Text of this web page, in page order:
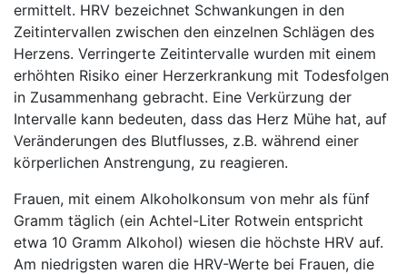
ermittelt. HRV bezeichnet Schwankungen in den
Zeitintervallen zwischen den einzelnen Schlägen des
Herzens. Verringerte Zeitintervalle wurden mit einem
erhöhten Risiko einer Herzerkrankung mit Todesfolgen
in Zusammenhang gebracht. Eine Verkürzung der
Intervalle kann bedeuten, dass das Herz Mühe hat, auf
Veränderungen des Blutflusses, z.B. während einer
körperlichen Anstrengung, zu reagieren.
Frauen, mit einem Alkoholkonsum von mehr als fünf
Gramm täglich (ein Achtel-Liter Rotwein entspricht
etwa 10 Gramm Alkohol) wiesen die höchste HRV auf.
Am niedrigsten waren die HRV-Werte bei Frauen, die